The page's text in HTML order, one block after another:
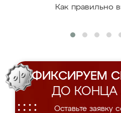
Как правильно
ФИКСИРУЕМ
ДО КОНЦА
Оставьте заявку